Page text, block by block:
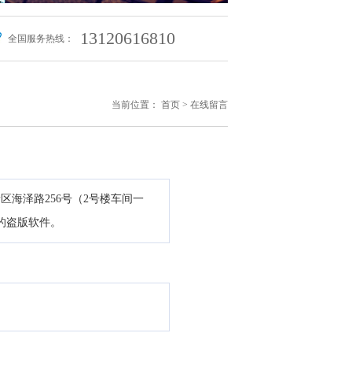
全国服务热线： 13120616810
当前位置： 首页 > 在线留言
海泽路256号（2号楼车间一
版软件。